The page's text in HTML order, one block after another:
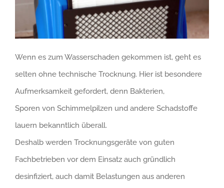
Wenn es zum Wasserschaden gekommen ist, geht es
selten ohne technische Trocknung. Hier ist besondere
Aufmerksamkeit gefordert, denn Bakterien,
Sporen von Schimmelpilzen und andere Schadstoffe
lauern bekanntlich überall.
Deshalb werden Trocknungsgeräte von guten
Fachbetrieben vor dem Einsatz auch gründlich
desinfiziert, auch damit Belastungen aus anderen